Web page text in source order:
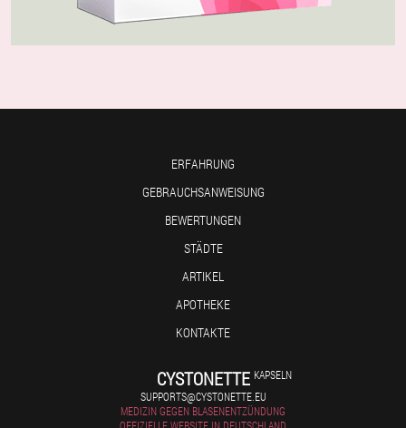
ERFAHRUNG
GEBRAUCHSANWEISUNG
BEWERTUNGEN
STÄDTE
ARTIKEL
APOTHEKE
KONTAKTE
CYSTONETTE KAPSELN
SUPPORTS@CYSTONETTE.EU
MEDIZIN GEGEN BLASENENTZÜNDUNG